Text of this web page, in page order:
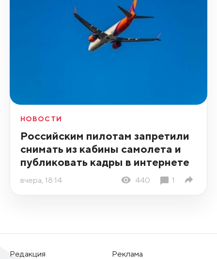
НОВОСТИ
Российским пилотам запретили
снимать из кабины самолета и
публиковать кадры в интернете
вчера, 18:14 440 1
Редакция
Реклама